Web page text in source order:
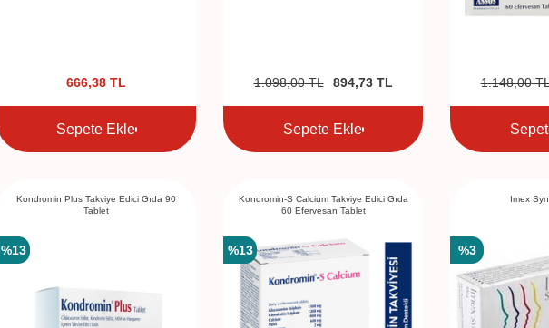
666,38 TL
Sepete Ekle
1.098,00TL 894,73TL
Sepete Ekle
1.148,00
Kondromin Plus Takviye Edici Gıda 90
Tablet
%13
Kondromin-S Calcium Takviye Edici Gıda
60 Efervesan Tablet
%13
Imex
%3